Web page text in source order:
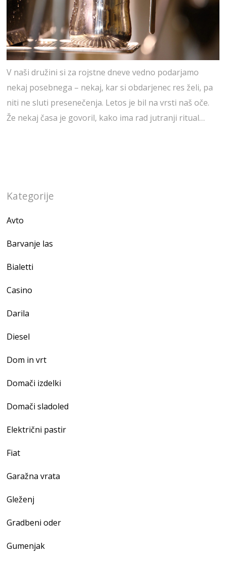
V naši družini si za rojstne dneve vedno podarjamo
nekaj posebnega – nekaj, kar si obdarjenec res želi, pa
niti ne sluti presenečenja. Letos je bil na vrsti naš oče.
Že nekaj časa je govoril, kako ima rad jutranji ritual…
Kategorije
Avto
Barvanje las
Bialetti
Casino
Darila
Diesel
Dom in vrt
Domači izdelki
Domači sladoled
Električni pastir
Fiat
Garažna vrata
Gleženj
Gradbeni oder
Gumenjak